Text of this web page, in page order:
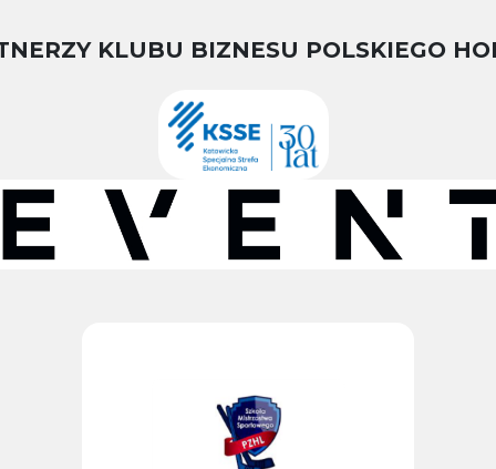
KLUBU BIZNESU POLSKIEGO